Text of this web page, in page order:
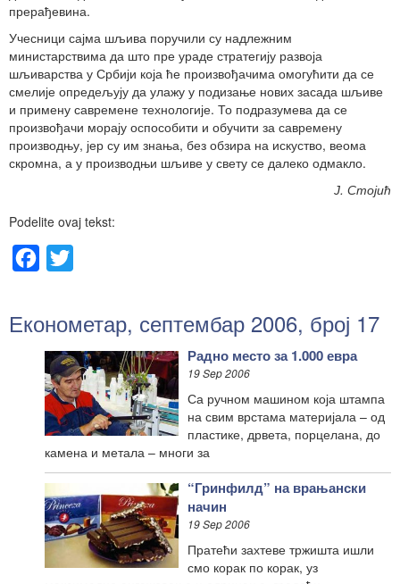
прерађевина.
Учесници сајма шљива поручили су надлежним
министарствима да што пре ураде стратегију развоја
шљиварства у Србији која ће произвођачима омогућити да се
смелије опредељују да улажу у подизање нових засада шљиве
и примену савремене технологије. То подразумева да се
произвођачи морају оспособити и обучити за савремену
производњу, јер су им знања, без обзира на искуство, веома
скромна, а у производњи шљиве у свету се далеко одмакло.
Ј. Стојић
Podelite ovaj tekst:
Facebook
Економетар, септембар 2006, број 17
Радно место за 1.000 евра
19 Sep 2006
Са ручном машином која штампа
на свим врстама материјала – од
пластике, дрвета, порцелана, до
камена и метала – многи за
“Гринфилд” на врањански
начин
19 Sep 2006
Пратећи захтеве тржишта ишли
смо корак по корак, уз